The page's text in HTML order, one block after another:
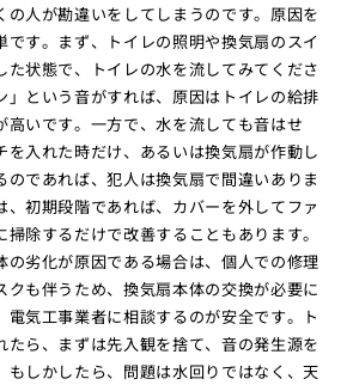
の人が勘違いをしてしまうのです。原因を
です。まず、トイレの照明や換気扇のスイ
た状態で、トイレの水を流してみてくださ
」という音がすれば、原因はトイレの給排
高いです。一方で、水を流しても音はせ
を入れた時だけ、あるいは換気扇が作動し
のであれば、犯人は換気扇で間違いありま
、初期段階であれば、カバーを外してファ
除するだけで改善することもあります。
の劣化が原因である場合は、個人での修理
クも伴うため、換気扇本体の交換が必要に
電気工事業者に相談するのが安全です。ト
たら、まずは先入観を捨て、音の発生源を
もしかしたら、問題は水回りではなく、天